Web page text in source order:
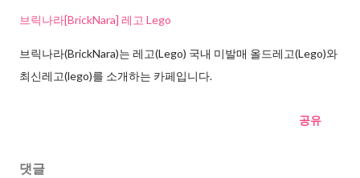
브릭나라[BrickNara] 레고 Lego
브릭나라(BrickNara)는 레고(Lego) 국내 미발매 올드레고(Lego)와
최신레고(lego)를 소개하는 카페입니다.
공유
댓글